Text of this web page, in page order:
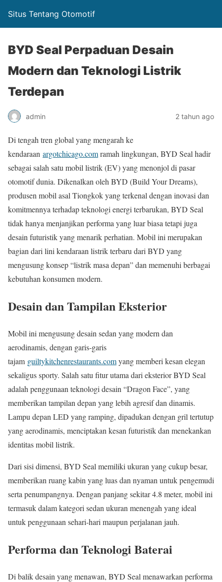
Situs Tentang Otomotif
BYD Seal Perpaduan Desain
Modern dan Teknologi Listrik
Terdepan
admin 2 tahun ago
Di tengah tren global yang mengarah ke
kendaraan argotchicago.comramah lingkungan, BYD Seal hadir
sebagai salah satu mobil listrik (EV) yang menonjol di pasar
otomotif dunia. Dikenalkan oleh BYD (Build Your Dreams),
produsen mobil asal Tiongkok yang terkenal dengan inovasi dan
komitmennya terhadap teknologi energi terbarukan, BYD Seal
tidak hanya menjanjikan performa yang luar biasa tetapi juga
desain futuristik yang menarik perhatian. Mobil ini merupakan
bagian dari lini kendaraan listrik terbaru dari BYD yang
mengusung konsep “listrik masa depan” dan memenuhi berbagai
kebutuhan konsumen modern.
Desain dan Tampilan Eksterior
Mobil ini mengusung desain sedan yang modern dan
aerodinamis, dengan garis-garis
tajam guiltykitchenrestaurants.comyang memberi kesan elegan
sekaligus sporty. Salah satu fitur utama dari eksterior BYD Seal
adalah penggunaan teknologi desain “Dragon Face”, yang
memberikan tampilan depan yang lebih agresif dan dinamis.
Lampu depan LED yang ramping, dipadukan dengan gril tertutup
yang aerodinamis, menciptakan kesan futuristik dan menekankan
identitas mobil listrik.
Dari sisi dimensi, BYD Seal memiliki ukuran yang cukup besar,
memberikan ruang kabin yang luas dan nyaman untuk pengemudi
serta penumpangnya. Dengan panjang sekitar 4.8 meter, mobil ini
termasuk dalam kategori sedan ukuran menengah yang ideal
untuk penggunaan sehari-hari maupun perjalanan jauh.
Performa dan Teknologi Baterai
Di balik desain yang menawan, BYD Seal menawarkan performa